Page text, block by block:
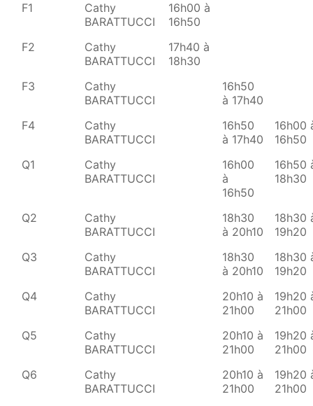
F1
Cathy
BARATTUCCI
16h00 à
16h50
F2
Cathy
BARATTUCCI
17h40 à
18h30
F3
Cathy
BARATTUCCI
16h50
à 17h40
F4
Cathy
BARATTUCCI
16h50
à 17h40
16h00
16h50
Q1
Cathy
BARATTUCCI
16h00
à
16h50
16h50
18h30
Q2
Cathy
BARATTUCCI
18h30
à 20h10
18h30
19h20
Q3
Cathy
BARATTUCCI
18h30
à 20h10
18h30
19h20
Q4
Cathy
BARATTUCCI
20h10 à
21h00
19h20
21h00
Q5
Cathy
BARATTUCCI
20h10 à
21h00
19h20
21h00
Q6
Cathy
BARATTUCCI
20h10 à
21h00
19h20
21h00